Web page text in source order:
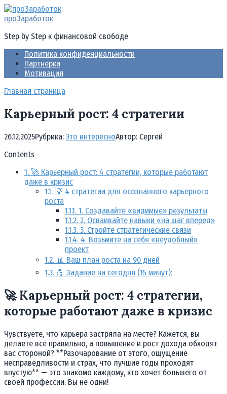
Перейти
к
проЗаработок
Step by Step к финансовой свободе
Политика конфиденциальности
Партнерки
Мотивация
Главная страница
Карьерный рост: 4 стратегии
26.12.2025Рубрика: Это интересноАвтор: Cергей
Contents
1. 🚀 Карьерный рост: 4 стратегии, которые работают
даже в кризис
1.1. 💡 4 стратегии для осознанного карьерного
роста
1.1.1. 1. Создавайте «видимые» результаты
1.1.2. 2. Осваивайте навыки «на шаг вперед»
1.1.3. 3. Стройте стратегические связи
1.1.4. 4. Возьмите на себя «неудобный»
проект
1.2. 📊 Ваш план роста на 90 дней
1.3. 💪 Задание на сегодня (15 минут):
🚀 Карьерный рост: 4 стратегии,
которые работают даже в кризис
Чувствуете, что карьера застряла на месте? Кажется, вы
делаете все правильно, а повышение и рост дохода обходят
вас стороной? **Разочарование от этого, ощущение
несправедливости и страх, что лучшие годы проходят
впустую** — это знакомо каждому, кто хочет большего от
своей профессии. Вы не одни!